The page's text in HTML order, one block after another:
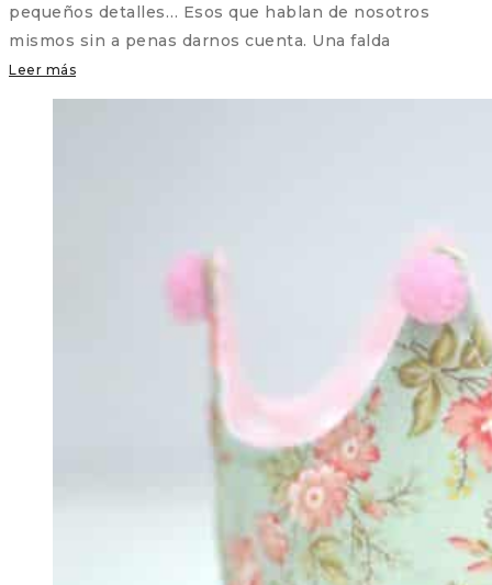
pequeños detalles… Esos que hablan de nosotros
mismos sin a penas darnos cuenta. Una falda
Leer más